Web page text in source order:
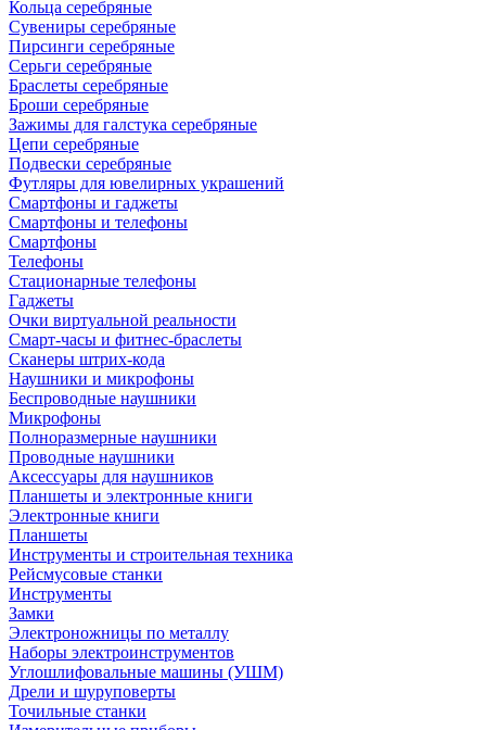
Кольца серебряные
Сувениры серебряные
Пирсинги серебряные
Серьги серебряные
Браслеты серебряные
Броши серебряные
Зажимы для галстука серебряные
Цепи серебряные
Подвески серебряные
Футляры для ювелирных украшений
Смартфоны и гаджеты
Смартфоны и телефоны
Смартфоны
Телефоны
Стационарные телефоны
Гаджеты
Очки виртуальной реальности
Смарт-часы и фитнес-браслеты
Сканеры штрих-кода
Наушники и микрофоны
Беспроводные наушники
Микрофоны
Полноразмерные наушники
Проводные наушники
Аксессуары для наушников
Планшеты и электронные книги
Электронные книги
Планшеты
Инструменты и строительная техника
Рейсмусовые станки
Инструменты
Замки
Электроножницы по металлу
Наборы электроинструментов
Углошлифовальные машины (УШМ)
Дрели и шуруповерты
Точильные станки